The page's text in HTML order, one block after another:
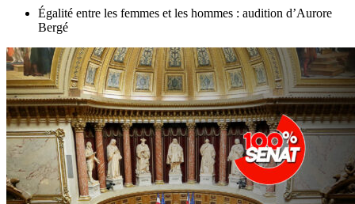
Égalité entre les femmes et les hommes : audition d’Aurore
Bergé